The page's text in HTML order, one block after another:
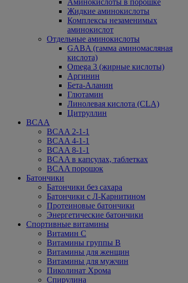
Аминокислоты в порошке
Жидкие аминокислоты
Комплексы незаменимых
аминокислот
Отдельные аминокислоты
GABA (гамма аминомасляная
кислота)
Omega 3 (жирные кислоты)
Аргинин
Бета-Аланин
Глютамин
Линолевая кислота (CLA)
Цитруллин
BCAA
BCAA 2-1-1
BCAA 4-1-1
BCAA 8-1-1
BCAA в капсулах, таблетках
BCAA порошок
Батончики
Батончики без сахара
Батончики с Л-Карнитином
Протеиновые батончики
Энергетические батончики
Спортивные витамины
Витамин С
Витамины группы В
Витамины для женщин
Витамины для мужчин
Пиколинат Хрома
Спирулина